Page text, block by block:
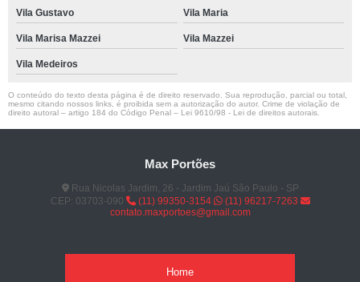
Vila Gustavo Vila Maria
Vila Marisa Mazzei Vila Mazzei
Vila Medeiros
O conteúdo do texto desta página é de direito reservado. Sua reprodução, parcial ou total,
mesmo citando nossos links, é proibida sem a autorização do autor. Crime de violação de
direito autoral – artigo 184 do Código Penal – Lei 9610/98 - Lei de direitos autorais
Max Portões
Rua Nicolas Jardim, 26 - Jardim Jaú São Paulo - SP
CEP: 03703-090
(11) 99350-3154
(11) 96217-7263
contato.maxportoes@gmail.com
Home